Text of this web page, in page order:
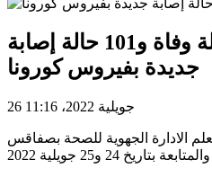
صفاقس: 01 حالة وفاة و101 حالة إصابة
جديدة بفيروس كورونا
26 جويلية 2022، 11:16
الادارة الجهوية للصحة بصفاقس
بتاريخ 24 و25 جويلية 2022